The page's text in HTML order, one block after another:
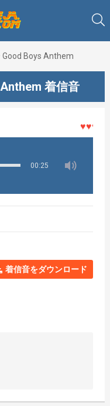
Good Boys Anthem
着信音
♥♥♥着メ
00:25
着信音をダウンロード